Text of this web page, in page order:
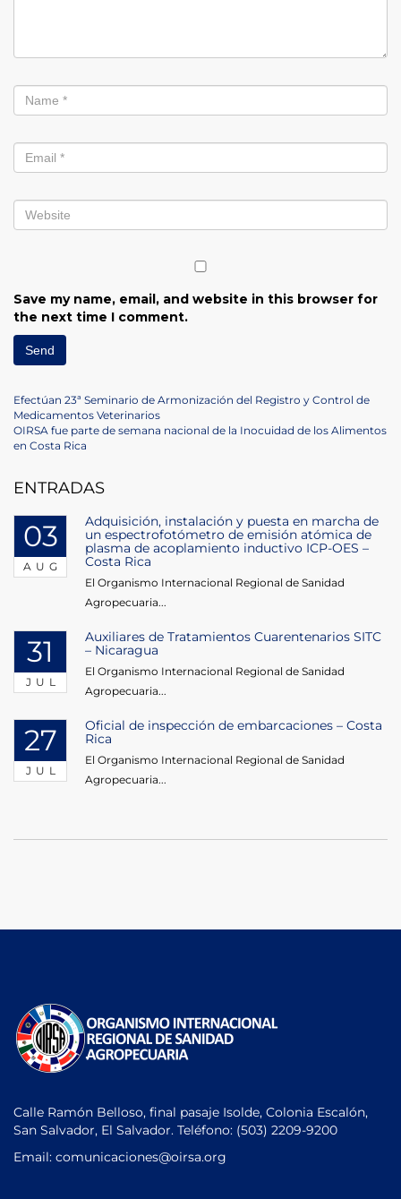
Save my name, email, and website in this browser for
the next time I comment.
Post
navigation
Previous
Post
Efectúan 23ª Seminario de Armonización del Registro y Control de
Medicamentos Veterinarios
Next
Post
OIRSA fue parte de semana nacional de la Inocuidad de los Alimentos
en Costa Rica
ENTRADAS
03
AUG
Adquisición, instalación y puesta en marcha de
un espectrofotómetro de emisión atómica de
plasma de acoplamiento inductivo ICP-OES –
Costa Rica
El Organismo Internacional Regional de Sanidad
Agropecuaria...
31
JUL
Auxiliares de Tratamientos Cuarentenarios SITC
– Nicaragua
El Organismo Internacional Regional de Sanidad
Agropecuaria...
27
JUL
Oficial de inspección de embarcaciones – Costa
Rica
El Organismo Internacional Regional de Sanidad
Agropecuaria...
Calle Ramón Belloso, final pasaje Isolde, Colonia Escalón,
San Salvador, El Salvador. Teléfono: (503) 2209-9200
Email: comunicaciones@oirsa.org